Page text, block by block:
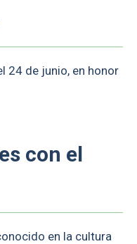
24 de junio, en honor
con el
en la cultura